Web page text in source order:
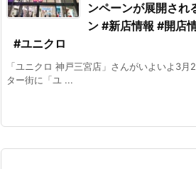
ンペーンが展開され
ン #新店情報 #開店
#ユニクロ
「ユニクロ 神戸三宮店」さんがいよいよ3
ター街に「ユ ...